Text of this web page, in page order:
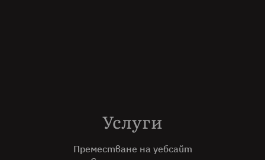
Услуги
Преместване на уебсайт